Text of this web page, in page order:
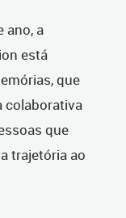
ano, a
está
que
colaborativa
que
trajetória ao